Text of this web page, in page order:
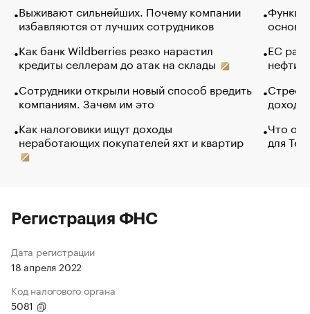
Выживают сильнейших. Почему компании
избавляются от лучших сотрудников
Как банк Wildberries резко нарастил
кредиты селлерам до атак на склады
Сотрудники открыли новый способ вредить
компаниям. Зачем им это
Как налоговики ищут доходы
неработающих покупателей яхт и квартир
основ
ЕС
нефти
Что
для
Регистрация ФНС
Дата регистрации
18 апреля 2022
Код налогового органа
5081